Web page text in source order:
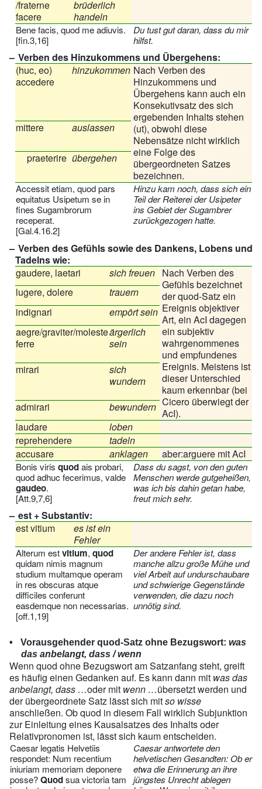
/fraterne
facere
brüderlich
handeln
Bene facis, quod me adiuvis.
[fin.3,16]
Du tust gut daran, dass du mir
hilfst.
Verben des Hinzukommens und Übergehens:
(huc, eo)
accedere
hinzukommen Nach Verben des
Hinzukommens und
Übergehens kann auch ein
Konsekutivsatz des sich
ergebenden Inhalts stehen
(ut), obwohl diese
Nebensätze nicht wirklich
eine Folge des
übergeordneten Satzes
bezeichnen.
mittere auslassen
praeterire übergehen
Accessit etiam, quod pars
equitatus Usipetum se in
fines Sugambrorum
receperat.
[Gal.4.16.2]
Hinzu kam noch, dass sich ein
Teil der Reiterei der Usipeter
ins Gebiet der Sugambrer
zurückgezogen hatte.
Verben des Gefühls sowie des Dankens, Lobens und
Tadelns wie:
gaudere, laetari
sich freuen Nach Verben des
Gefühls bezeichnet
der quod-Satz ein
Ereignis objektiver
Art, ein AcI dagegen
ein subjektiv
wahrgenommenes
und empfundenes
Ereignis. Meistens ist
dieser Unterschied
kaum erkennbar (bei
Cicero überwiegt der
AcI).
lugere, dolere
trauern
indignari
empört sein
aegre/graviter/moleste
ferre
ärgerlich
sein
mirari
sich
wundern
admirari
bewundern
laudare
loben
reprehendere
tadeln
accusare
anklagen aber:arguere mit AcI
Bonis virisquodais probari,
quod adhuc fecerimus, valde
gaudeo.
[Att.9,7,6]
Dass du sagst, von den guten
Menschen werde gutgeheißen,
was ich bis dahin getan habe,
freut mich sehr.
est + Substantiv:
est vitium
es ist ein
Fehler
Alterum estvitium,quod
quidam nimis magnum
studium multamque operam
in res obscuras atque
difficiles conferunt
easdemque non necessarias.
[off.1,19]
Der andere Fehler ist, dass
manche allzu große Mühe und
viel Arbeit auf undurschaubare
und schwierige Gegenstände
verwenden, die dazu noch
unnötig sind.
Vorausgehender quod-Satz ohne Bezugswort: was
das anbelangt, dass / wenn
Wenn quod ohne Bezugswort am Satzanfang steht, greift
es häufig einen Gedanken auf. Es kann dann mit was das
anbelangt, dass …oder mit wenn …übersetzt werden und
der übergeordnete Satz lässt sich mitso wisse
anschließen. Ob quod in diesem Fall wirklich Subjunktion
zur Einleitung eines Kausalsatzes des Inhalts oder
Relativpronomen ist, lässt sich kaum entscheiden.
Caesar legatis Helvetiis
respondet: Num recentium
iniuriam memoriam deponere
posse?Quodsua victoria tam
Caesar antwortete den
helvetischen Gesandten: Ob er
etwa die Erinnerung an ihre
jüngstes Unrecht ablegen